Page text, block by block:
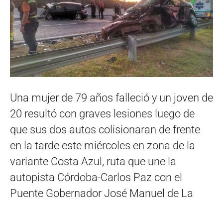
Una mujer de 79 años falleció y un joven de
20 resultó con graves lesiones luego de
que sus dos autos colisionaran de frente
en la tarde este miércoles en zona de la
variante Costa Azul, ruta que une la
autopista Córdoba-Carlos Paz con el
Puente Gobernador José Manuel de La